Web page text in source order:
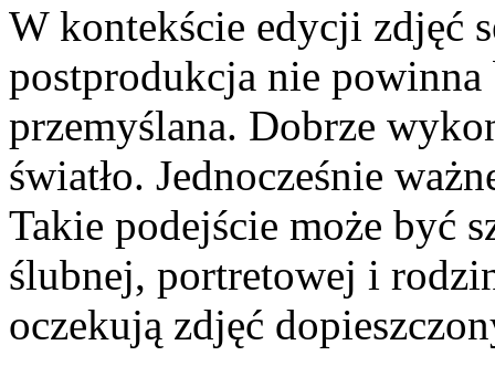
W kontekście edycji zdjęć
postprodukcja nie powinna
przemyślana. Dobrze
światło. Jednocześnie
Takie podejście może być
ślubnej, portretowej i
oczekują zdjęć